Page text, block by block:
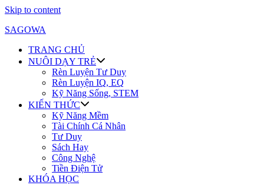
Skip to content
SAGOWA
TRANG CHỦ
NUÔI DẠY TRẺ
Rèn Luyện Tư Duy
Rèn Luyện IQ, EQ
Kỹ Năng Sống, STEM
KIẾN THỨC
Kỹ Năng Mềm
Tài Chính Cá Nhân
Tư Duy
Sách Hay
Công Nghệ
Tiền Điện Tử
KHÓA HỌC